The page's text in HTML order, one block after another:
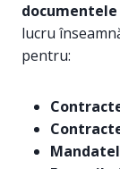
lucru
pentru: